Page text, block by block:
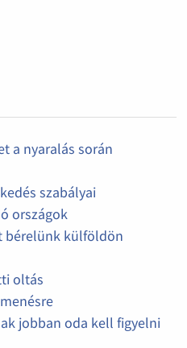
a nyaralás során
szabályai
országok
bérelünk külföldön
oltás
jobban oda kell figyelni